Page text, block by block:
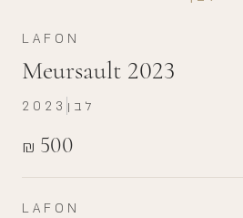
LAFON
Meursault 2023
₪ 500
2023 לבן
LAFON